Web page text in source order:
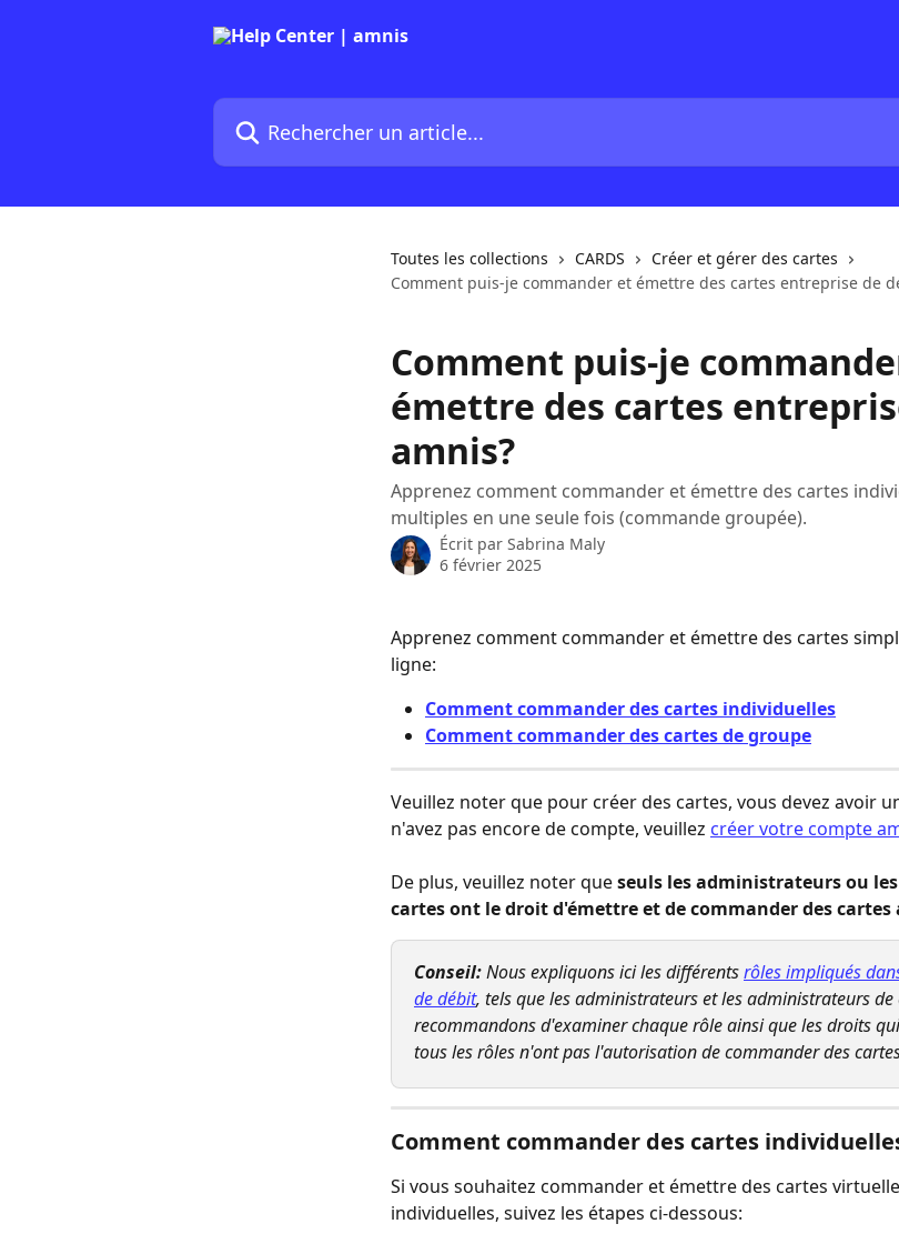
Rechercher un article...
Toutes les collections CARDS
Créer et gérer des cartes
Comment puis-je commander et émettre des cartes entreprise de
Comment puis-je
émettre des cartes
amnis?
Apprenez comment commander et émettre des cartes
multiples en une seule fois (commande groupée).
Écrit par Sabrina Maly
6 février 2025
Apprenez comment commander et émettre des cartes
ligne:
Comment commander des cartes individuelles
Comment commander des cartes de groupe
Veuillez noter que pour créer des cartes, vous devez avoir
n'avez pas encore de compte, veuillez créer votre compte
De plus, veuillez noter que seuls les administrateurs ou
cartes ont le droit d'émettre et de commander des cartes
Conseil: Nous expliquons ici les différents rôles impliqués
de débit, tels que les administrateurs et les administrateurs de
recommandons d'examiner chaque rôle ainsi que les droits
tous les rôles n'ont pas l'autorisation de commander des
Comment commander des cartes
Si vous souhaitez commander et émettre des cartes
individuelles, suivez les étapes ci-dessous: